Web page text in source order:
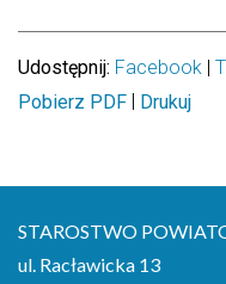
Udostępnij: Facebook |
Pobierz PDF | Drukuj
STAROSTWO
ul. Racławicka 13